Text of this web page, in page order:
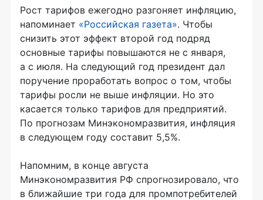
Рост тарифов ежегодно разгоняет инфляцию,
напоминает «Российская газета». Чтобы
снизить этот эффект второй год подряд
основные тарифы повышаются не с января,
а с июля. На следующий год президент дал
поручение проработать вопрос о том, чтобы
тарифы росли не выше инфляции. Но это
касается только тарифов для предприятий.
По прогнозам Минэкономразвития, инфляция
в следующем году составит 5,5%.
Напомним, в конце августа
Минэкономразвития РФ спрогнозировало, что
в ближайшие три года для промпотребителей